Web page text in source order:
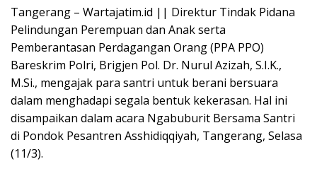
Tangerang – Wartajatim.id || Direktur Tindak Pidana
Pelindungan Perempuan dan Anak serta
Pemberantasan Perdagangan Orang (PPA PPO)
Bareskrim Polri, Brigjen Pol. Dr. Nurul Azizah, S.I.K.,
M.Si., mengajak para santri untuk berani bersuara
dalam menghadapi segala bentuk kekerasan. Hal ini
disampaikan dalam acara Ngabuburit Bersama Santri
di Pondok Pesantren Asshidiqqiyah, Tangerang, Selasa
(11/3).